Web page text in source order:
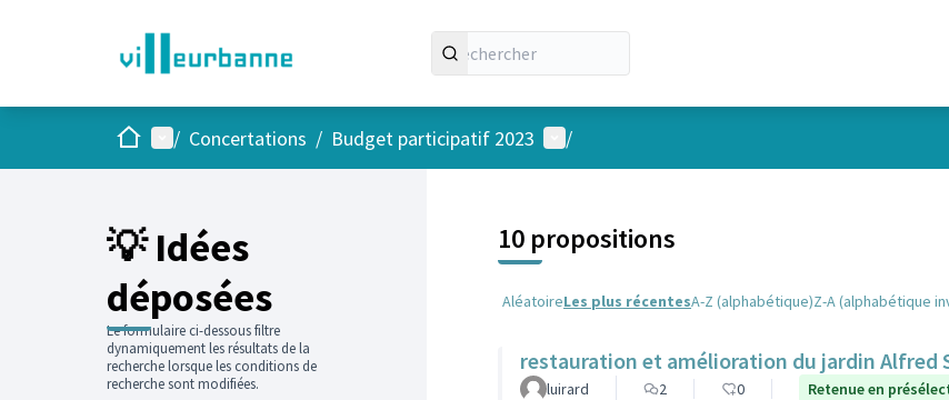
AccueilMenu principal
/ Concertations / Budget participatif 2023 Menu utilisateur
/
💡 Idées
déposées
Le formulaire ci-dessous filtre
dynamiquement les résultats de la
recherche lorsque les conditions de
recherche sont modifiées.
10 propositions
AléatoireLes plus récentesA-Z (alphabétique)Z-A (alphabétique
restauration et amélioration du jardin Alfred
luirard 2 0 Retenue en